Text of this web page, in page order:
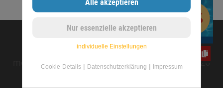
©opyright 2020 - www.dachrinnen-shop.de
ified eCommerce Shopsoftware © 2009-2026
individuelle Einstellungen
Cookie-Details| Datenschutzerklärung | Impressum